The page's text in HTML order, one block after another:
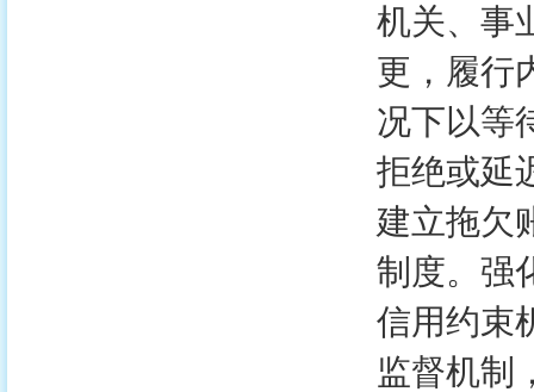
机关、事
更，履行
况下以等
拒绝或延
建立拖欠
制度。强
信用约束
监督机制